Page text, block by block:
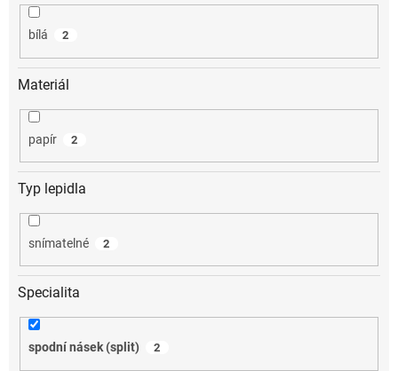
bílá 2
Materiál
papír 2
Typ lepidla
snímatelné 2
Specialita
spodní násek (split) 2